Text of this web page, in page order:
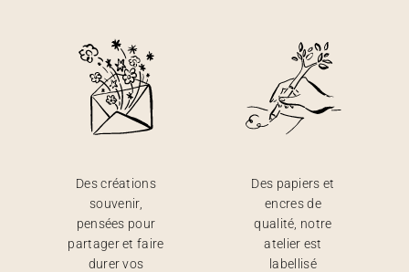
Des créations
souvenir,
pensées pour
partager et faire
durer vos
Des papiers et
encres de
qualité, notre
atelier est
labellisé